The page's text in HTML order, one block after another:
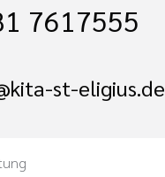
7617555
st-eligius.de